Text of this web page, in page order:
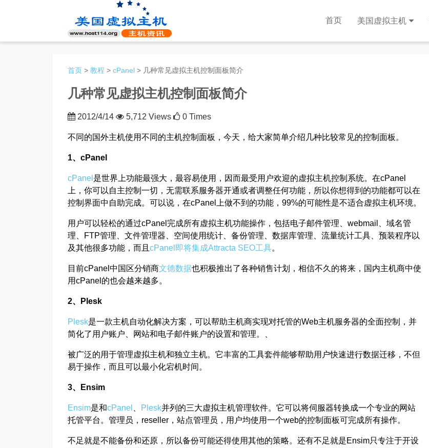
首页 美国虚拟主机
首页 > 教程 > cPanel > 几种常见虚拟主机控制面板简介
几种常见虚拟主机控制面板简介
2012/4/14 5,712 Views 0 Times
不同的国外主机使用不同的主机控制面板，今天，给大家简单介绍几种比较常见的控制面板。
1、cPanel
cPanel 是世界上功能最强大，最容易使用，因而最受用户欢迎的虚拟主机控制系统。在cPanel
上，你可以自主控制一切，无需联系服务器开通或者调整任何功能，所以你想得到的功能都可以在
控制界面中自助完成。可以说，在cPanel上做不到的功能，99%的可能性是不适合虚拟主机环境。
用户可以轻松的通过cPanel完成所有虚拟主机功能操作，包括电子邮件管理、webmail、域名管
理、FTP管理、文件管理器、空间使用统计、备份管理、数据库管理、流量统计工具、预装程序以
及其他很多功能，而且 cPanel即将集成Attracta SEO工具。
目前cPanel中国区分销商文德数据也积极推出了各种销售计划，相信不久的将来，国内主机商中使
用cPanel的也会越来越多。
2、Plesk
Plesk是一款主机自动化解决方案，可以帮助主机商实现对托管的Web主机服务器的全面控制，并
简化了用户账户、网站和电子邮件账户的设置和管理。、
被广泛的用于管理虚拟主机和独立主机。它丰富的工具套件能够帮助用户快速进行数据迁移，不但
易于操作，而且可以最小化宕机时间。
3、Ensim
Ensim是和cPanel Plesk并列的三大虚拟主机管理软件。它可以将伺服器转换成一个专业的网站
托管平台。管理员，reseller，站点管理员，用户均使用一个web的控制面板可完成所有操作。
不足就是不能备份和还原，所以备份可能还得使用其他的策略。还有不足就是Ensim只专注于开设